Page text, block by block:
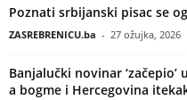
Poznati srbijanski pisac se
ZASREBRENICU.ba - 27 ožujka, 2026
Banjalučki novinar
a bogme i Hercegovina